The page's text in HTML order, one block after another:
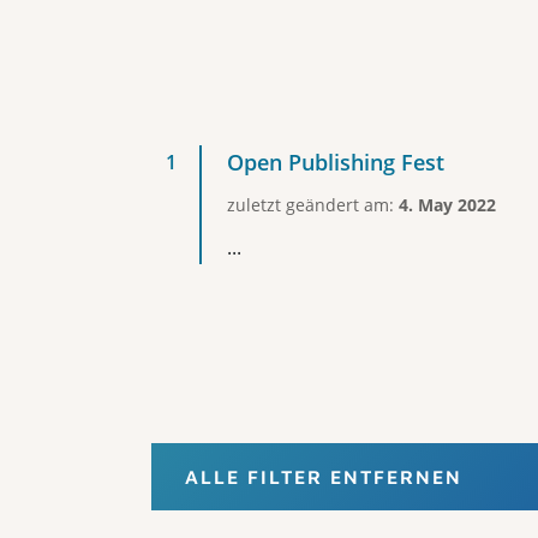
Open Publishing Fest
zuletzt geändert am: 4. May 2022
...
ALLE FILTER ENTFERNEN